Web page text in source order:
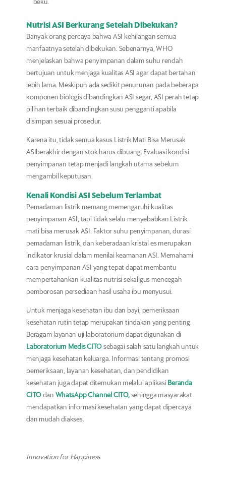
beku.
Nutrisi ASI Berkurang Setelah Dibekukan?
Banyak orang percaya bahwa ASI kehilangan semua
manfaatnya setelah dibekukan. Sebenarnya, WHO
menjelaskan bahwa penyimpanan dalam suhu rendah
bertujuan untuk menjaga kualitas ASI agar dapat bertahan
lebih lama. Meskipun ada sedikit penurunan pada beberapa
komponen biologis dibandingkan ASI segar, ASI perah tetap
pilihan terbaik dibandingkan susu pengganti apabila
disimpan sesuai prosedur.
Karena itu, tidak semua kasus Listrik Mati Bisa Merusak
ASIberakhir dengan stok harus dibuang. Evaluasi kondisi
penyimpanan tetap menjadi langkah utama sebelum
mengambil keputusan.
Kenali Kondisi ASI Sebelum Terlambat
Pemadaman listrik memang memengaruhi kualitas
penyimpanan ASI, tapi tidak selalu menyebabkan Listrik
mati bisa merusak ASI. Faktor suhu penyimpanan, durasi
pemadaman listrik, dan keberadaan kristal es merupakan
indikator krusial dalam menilai keamanan ASI. Memahami
cara penyimpanan ASI yang tepat dapat membantu
mempertahankan kualitas nutrisi sekaligus mencegah
pemborosan persediaan hasil usaha ibu menyusui.
Untuk menjaga kesehatan ibu dan bayi, pemeriksaan
kesehatan rutin tetap merupakan tindakan yang penting.
Beragam layanan uji laboratorium dapat digunakan di
Laboratorium Medis CITOsebagai salah satu langkah untuk
menjaga kesehatan keluarga. Informasi tentang promosi
pemeriksaan, layanan kesehatan, dan pendidikan
kesehatan juga dapat ditemukan melalui aplikasi Beranda
CITOdan WhatsApp Channel CITO, sehingga masyarakat
mendapatkan informasi kesehatan yang dapat dipercaya
dan mudah diakses.
Innovation for Happiness